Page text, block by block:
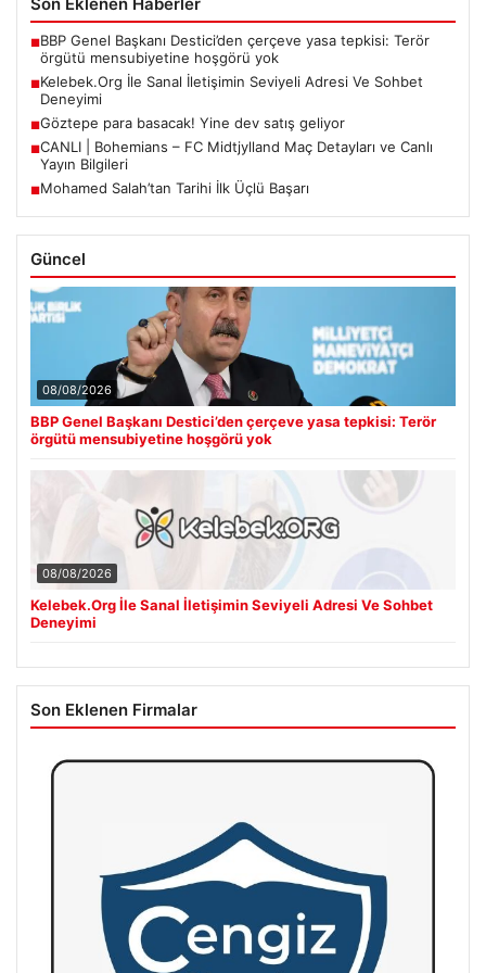
■BBP Genel Başkanı Destici’den çerçeve yasa tepkisi: Terör
örgütü mensubiyetine hoşgörü yok
■Kelebek.Org İle Sanal İletişimin Seviyeli Adresi Ve Sohbet
Deneyimi
■Göztepe para basacak! Yine dev satış geliyor
■CANLI | Bohemians – FC Midtjylland Maç Detayları ve Canlı
Yayın Bilgileri
■Mohamed Salah’tan Tarihi İlk Üçlü Başarı
Güncel
08/08/2026
BBP Genel Başkanı Destici’den çerçeve yasa tepkisi: Terör
örgütü mensubiyetine hoşgörü yok
08/08/2026
Kelebek.Org İle Sanal İletişimin Seviyeli Adresi Ve Sohbet
Deneyimi
Son Eklenen Firmalar